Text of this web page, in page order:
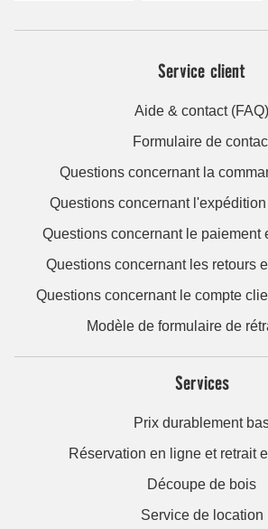
Service client
Aide & contact (FAQ)
Formulaire de
Questions concernant la
Questions concernant
Questions concernant le paiement
Questions concernant les retours
Questions concernant le compte
Modèle de formulaire de
Services
Prix durablement
Réservation en ligne et retrait
Découpe de bois
Service de location